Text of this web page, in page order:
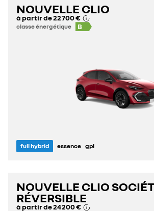
NOUVELLE CLIO
à partir de22 700 €
classe énergétique B
full hybrid essence gpl
NOUVELLE CLIO
RÉVERSIBLE
à partir de24 200 €